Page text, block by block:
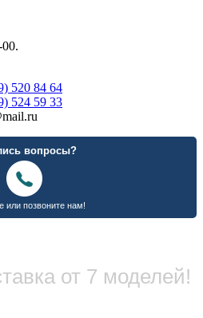
520 84 64
524 59 33
от 7 моделей!